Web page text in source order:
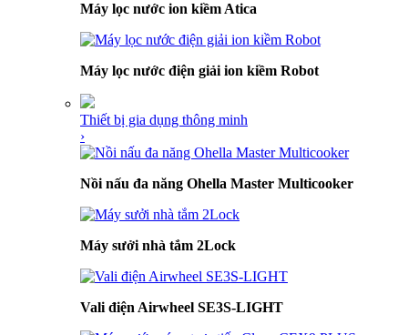
Máy lọc nước ion kiềm Atica
Máy lọc nước điện giải ion kiềm Robot
Thiết bị gia dụng thông minh
›
Nồi nấu đa năng Ohella Master Multicooker
Máy sưởi nhà tắm 2Lock
Vali điện Airwheel SE3S-LIGHT